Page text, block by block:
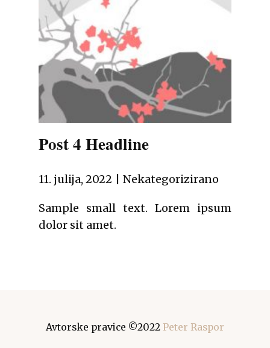
Post 4 Headline
11. julija, 2022 Nekategorizirano
Sample small text. Lorem ipsum
dolor sit amet.
Avtorske pravice ©2022 Peter Raspor